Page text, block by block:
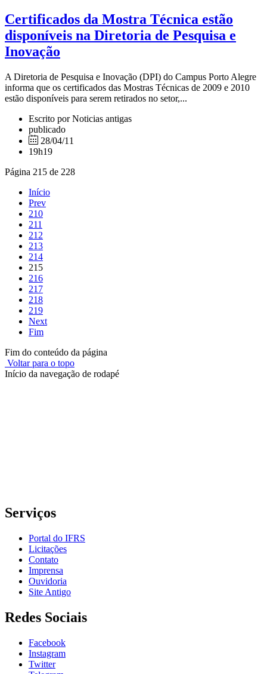
Certificados da Mostra Técnica estão
disponíveis na Diretoria de Pesquisa e
Inovação
A Diretoria de Pesquisa e Inovação (DPI) do Campus Porto Alegre
informa que os certificados das Mostras Técnicas de 2009 e 2010
estão disponíveis para serem retirados no setor,...
Escrito por Noticias antigas
publicado
28/04/11
19h19
Página 215 de 228
Início
Prev
210
211
212
213
214
215
216
217
218
219
Next
Fim
Fim do conteúdo da página
Voltar para o topo
Início da navegação de rodapé
Serviços
Portal do IFRS
Licitações
Contato
Imprensa
Ouvidoria
Site Antigo
Redes Sociais
Facebook
Instagram
Twitter